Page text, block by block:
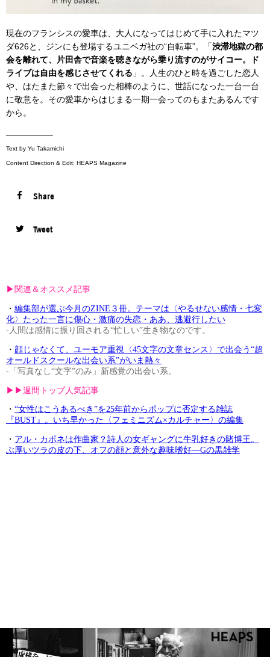
現在のフランシスの愛車は、大人になってはじめて手に入れたマツ
ダ626と、ジンにも登場するユニベガ社の“自転車”。「渋滞地獄の都
会を離れて、片田舎で音楽を聴きながら乗り流すのがサイコー。ド
ライブは自由を感じさせてくれる 」。人生のひと時を過ごした恋人
や、はたまた節々で出会った相棒のように、世話になった一台一台
に敬意を。その愛車からはじまる一期一会ってのもまたあるんです
から。
—————–
Text by Yu Takamichi
Content Direction & Edit: HEAPS Magazine
Share
Tweet
▶︎関連＆オススメ記事
・ 編集部が選ぶ今月のZINE３冊。テーマは〈やるせない感情・七変
化〉たった一言に傷心・激痛の失恋・ああ、逃避行したい
-人間は感情に振り回される“忙しい”生き物なのです。
・ 顔じゃなくて、ユーモア重視〈45文字の文章センス〉で出会う“超
オールドスクールな出会い系”がいま熱々
-「写真なし“文字”のみ」新感覚の出会い系。
▶︎▶︎週間トップ人気記事
・ “女性はこうあるべき”を25年前からポップに否定する雑誌
『BUST』。いち早かった〈フェミニズム×カルチャー〉の編集
・ アル・カポネは作曲家？詩人の女ギャングに牛乳好きの賭博王。
ぶ厚いツラの皮の下、オフの顔と意外な趣味嗜好—Gの黒雑学